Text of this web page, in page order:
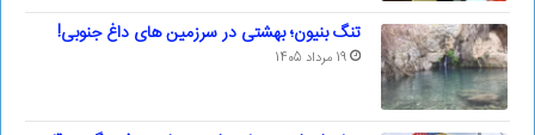
تنگ بنیون؛ بهشتی در سرزمین های داغ جنوبی!
19 مرداد 1405